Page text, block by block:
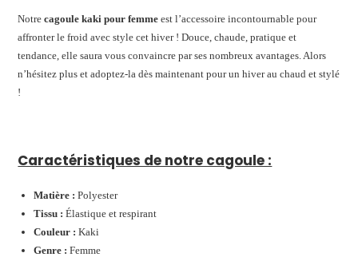
Notrecagoule kaki pour femme est l’accessoire incontournable pour
affronter le froid avec style cet hiver ! Douce, chaude, pratique et
tendance, elle saura vous convaincre par ses nombreux avantages. Alors
n’hésitez plus et adoptez-la dès maintenant pour un hiver au chaud et stylé
!
Caractéristiques de notre cagoule :
Matière : Polyester
Tissu : Élastique et respirant
Couleur : Kaki
Genre : Femme